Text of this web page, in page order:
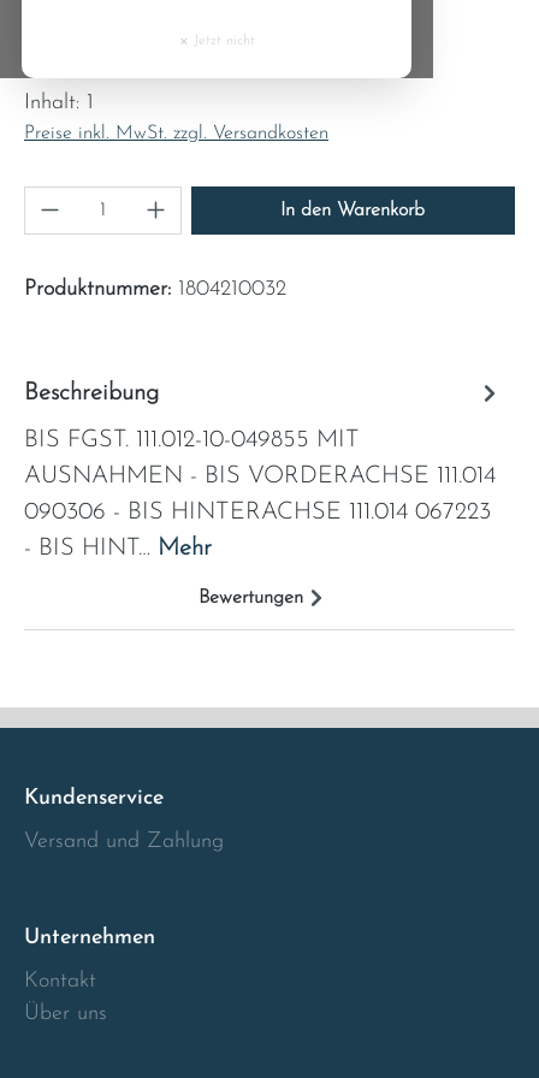
Inhalt: 1
Preise inkl. MwSt. zzgl. Versandkosten
Produkt Anzahl: Gib den gewünschten Wert
In den Warenkorb
Produktnummer: 1804210032
Beschreibung
BIS FGST. 111.012-10-049855 MIT
AUSNAHMEN - BIS VORDERACHSE 111.014
090306 - BIS HINTERACHSE 111.014 067223
- BIS HINT… Mehr
Bewertungen
Kundenservice
Versand und Zahlung
Unternehmen
Kontakt
Über uns
Czech Republic
Denmark
Estonia
Greece
Ireland
Lithuania
Macedonia
Montenegro
× Jetzt nicht